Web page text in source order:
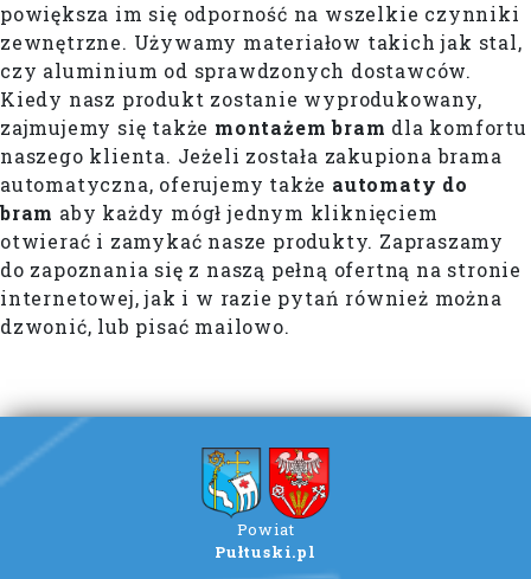
powiększa im się odporność na wszelkie czynniki
zewnętrzne. Używamy materiałow takich jak stal,
czy aluminium od sprawdzonych dostawców.
Kiedy nasz produkt zostanie wyprodukowany,
zajmujemy się także montażem bram dla komfortu
naszego klienta. Jeżeli została zakupiona brama
automatyczna, oferujemy także automaty do
bram aby każdy mógł jednym kliknięciem
otwierać i zamykać nasze produkty. Zapraszamy
do zapoznania się z naszą pełną ofertną na stronie
internetowej, jak i w razie pytań również można
dzwonić, lub pisać mailowo.
Powiat
Pułtuski.pl